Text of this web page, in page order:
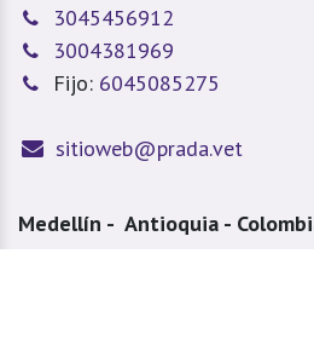
3045456912
3004381969
Fijo: 6045085275
sitioweb@prada.vet
Medellín - Antioquia -